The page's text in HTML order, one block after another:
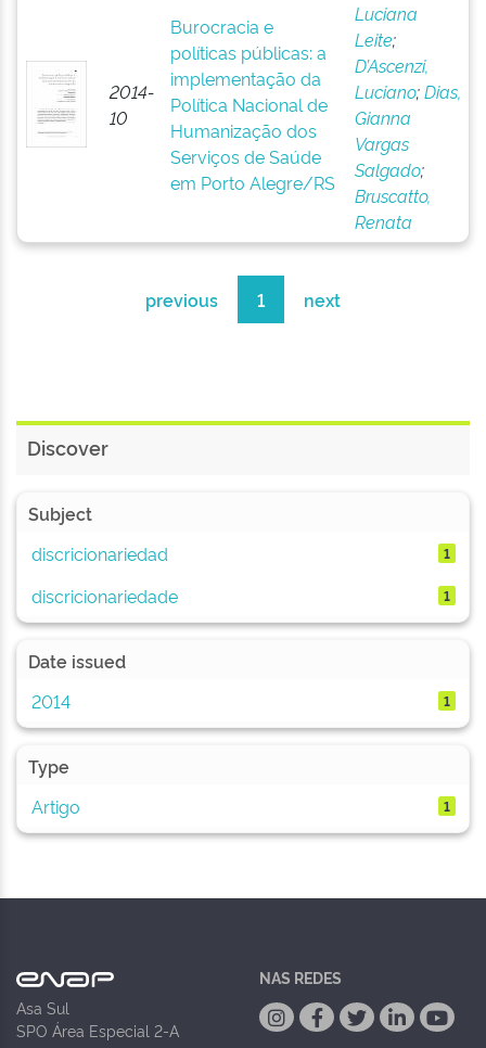
2014-
10
Burocracia e
políticas públicas: a
implementação da
Política Nacional de
Humanização dos
Serviços de Saúde
em Porto Alegre/RS
Luciana
Leite;
D’Ascenzi,
Luciano;Dias,
Gianna
Vargas
Salgado;
Bruscatto,
Renata
previous 1 next
Discover
Subject
discricionariedad
1
discricionariedade 1
Date issued
2014
1
Type
Artigo
1
Asa Sul
SPO Área Especial 2-A
NAS REDES